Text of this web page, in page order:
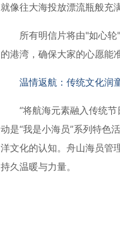
就像往大海投放漂流瓶般充
所有明信片将由"如心
的港湾，确保大家的心愿能
温情返航：传统文化润
“将航海元素融入传统
动是“我是小海员”系列特色
洋文化的认知。舟山海员管
持久温暖与力量。